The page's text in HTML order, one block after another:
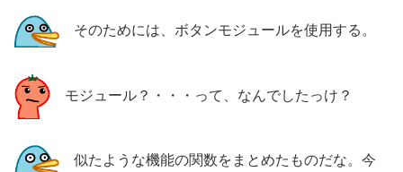
そのためには、ボタンモジュールを使用する。
モジュール？・・・って、なんでしたっけ？
似たような機能の関数をまとめたものだな。今